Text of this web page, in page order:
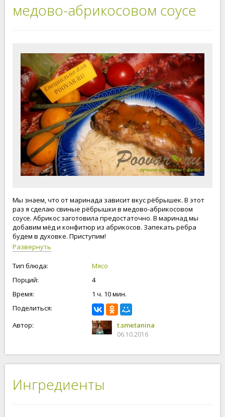
медово-абрикосовом соусе
Мы знаем, что от маринада зависит вкус рёбрышек. В этот
раз я сделаю свиные рёбрышки в медово-абрикосовом
соусе. Абрикос заготовила предостаточно. В маринад мы
добавим мёд и конфитюр из абрикосов. Запекать рёбра
будем в духовке. Приступим!
Развернуть
Тип блюда:
Мясо
Порций:
4
Время:
1 ч. 10 мин.
Поделиться:
Автор:
t.smetanina
06.10.2016
Ингредиенты